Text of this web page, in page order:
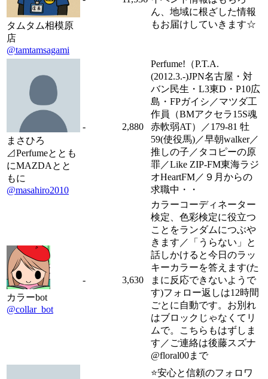
タムタム相模原
店
@tamtamsagami
ん、地域に根ざした情報
もお届けしていきます☆
まさひろ
⊿Perfumeととも
にMAZDAとと
もに
@masahiro2010
- 2,880
Perfume!（P.T.A.
(2012.3.-)JPN名古屋・対
バン民生・L3東D・P10広
島・FPガイシ／マツダ工
作員（BMアクセラ15S魂
赤軟弱AT）／179-81 牡
59(使役馬)／早朝walker／
推しの子／タコピーの原
罪／Like ZIP-FM東海ラジ
オHeartFM／９月からの
求職中・・
カラーbot
@collar_bot
- 3,630
カラーコーディネーター
検定、色彩検定に役立つ
ことをランダムにつぶや
きます／「うらない」と
話しかけると今日のラッ
キーカラーを答えます(た
まに反応できないようで
す)フォロー返しは12時間
ごとに自動です。お別れ
はブロックじゃなくてリ
ムで。こちらもはずしま
す／ご連絡は後藤スズナ
@floral00まで
⭐️安心と信頼のフォロワ